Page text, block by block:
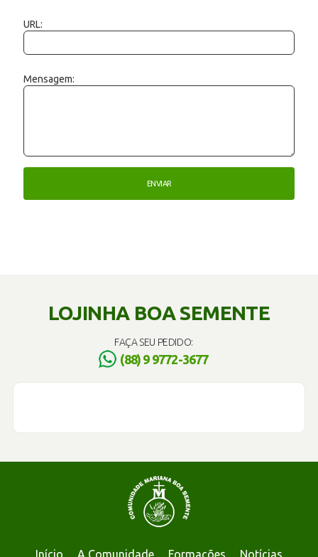
URL:
Mensagem:
LOJINHA BOA SEMENTE
FAÇA SEU PEDIDO:
(88) 9 9772-3677
Início A Comunidade Formações Notícias